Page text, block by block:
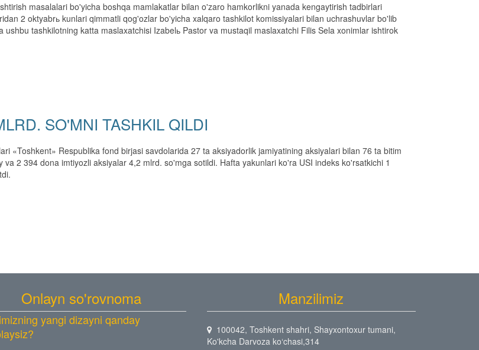
masalalari bo'yicha boshqa mamlakatlar bilan o'zaro hamkorlikni yanada kengaytirish tadbirlari
2 oktyabrь kunlari qimmatli qog'ozlar bo'yicha xalqaro tashkilot komissiyalari bilan uchrashuvlar bo'lib
ushbu tashkilotning katta maslaxatchisi Izabelь Pastor va mustaqil maslaxatchi Filis Sela xonimlar ishtirok
SO'MNI TASHKIL QILDI
«Toshkent» Respublika fond birjasi savdolarida 27 ta aksiyadorlik jamiyatining aksiyalari bilan 76 ta bitim
2 394 dona imtiyozli aksiyalar 4,2 mlrd. so'mga sotildi. Hafta yakunlari ko'ra USI indeks ko'rsatkichi 1
Onlayn so'rovnoma
yangi dizayni qanday
Manzilimiz
100042, Toshkent shahri, Shayxontoxur tumani,
Ko'kcha Darvoza ko‘chasi,314